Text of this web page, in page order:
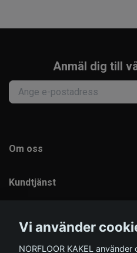
Anmäl dig till
Om oss
Kundtjänst
Sociala medier
Vi använder
NORFLOOR KAKEL